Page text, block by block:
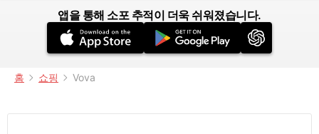
앱을 통해 소포 추적이 더욱 쉬워졌습니다.
홈 쇼핑 Vova